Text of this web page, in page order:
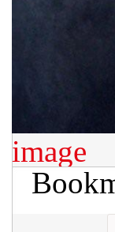
image